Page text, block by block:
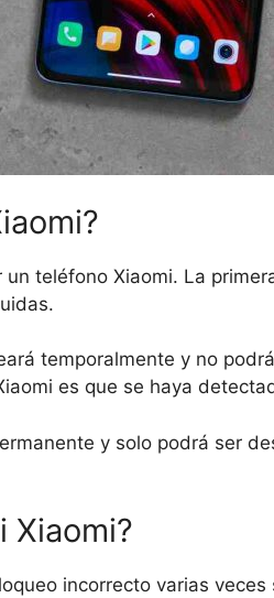
teléfono Xiaomi. La
temporalmente y no
es que se haya
y solo podrá ser
Xiaomi?
incorrecto varias